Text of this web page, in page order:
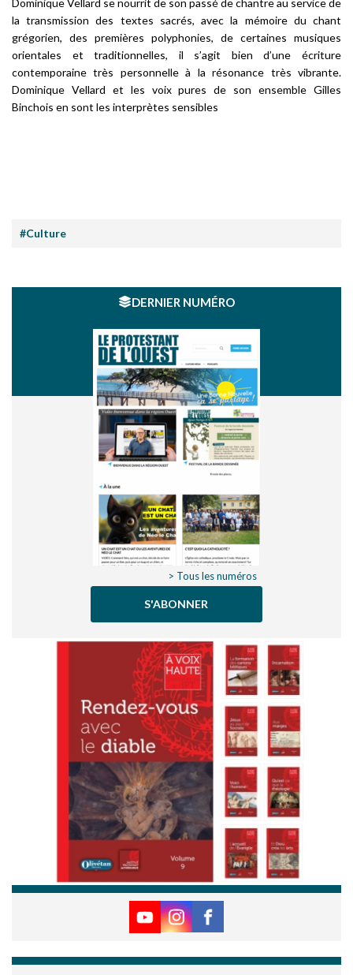
la transmission des textes sacrés, avec la mémoire du chant
grégorien, des premières polyphonies, de certaines musiques
orientales et traditionnelles, il s’agit bien d’une écriture
contemporaine très personnelle à la résonance très vibrante.
Dominique Vellard et les voix pures de son ensemble Gilles
Binchois en sont les interprètes sensibles
#Culture
DERNIER NUMÉRO
> Tous les numéros
S'ABONNER